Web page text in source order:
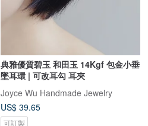
典雅優質碧玉 和田玉 14Kgf 包金小垂
墜耳環 | 可改耳勾 耳夾
Joyce Wu Handmade Jewelry
US$ 39.65
可訂製